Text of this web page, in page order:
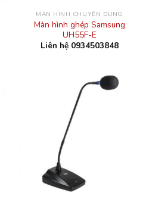
MÀN HÌNH CHUYÊN DỤNG
Màn hình ghép Samsung
UH55F-E
Liên hệ 0934503848